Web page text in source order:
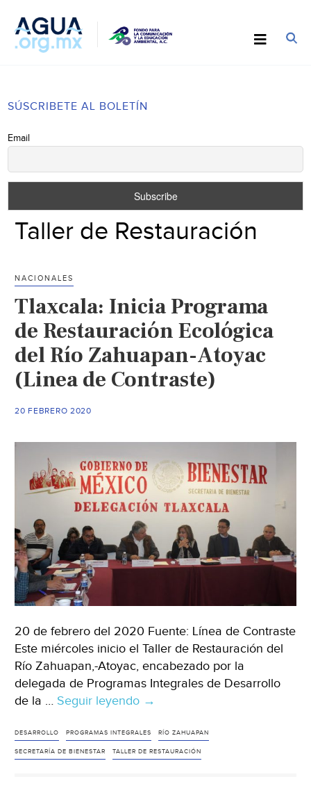
SÚSCRIBETE AL BOLETÍN
Email
Taller de Restauración
NACIONALES
Tlaxcala: Inicia Programa
de Restauración Ecológica
del Río Zahuapan-Atoyac
(Linea de Contraste)
20 FEBRERO 2020
20 de febrero del 2020 Fuente: Línea de Contraste
Este miércoles inicio el Taller de Restauración del
Río Zahuapan,-Atoyac, encabezado por la
delegada de Programas Integrales de Desarrollo
de la … Seguir leyendo Tlaxcala:
Programa
de
→
DESARROLLO PROGRAMAS INTEGRALES RÍO ZAHUAPAN
SECRETARÍA DE BIENESTAR TALLER DE RESTAURACIÓN